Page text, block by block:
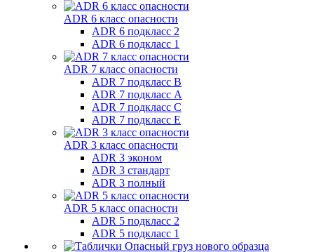
ADR 6 класс опасности
ADR 6 подкласс 2
ADR 6 подкласс 1
ADR 7 класс опасности
ADR 7 подкласс B
ADR 7 подкласс A
ADR 7 подкласс C
ADR 7 подкласс E
ADR 3 класс опасности
ADR 3 эконом
ADR 3 стандарт
ADR 3 полный
ADR 5 класс опасности
ADR 5 подкласс 2
ADR 5 подкласс 1